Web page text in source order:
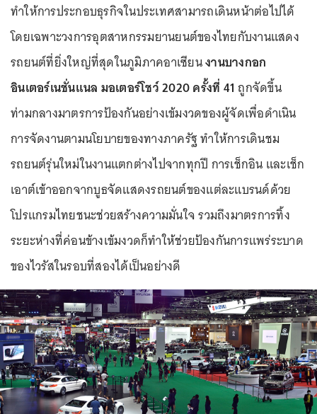
ทำให้การประกอบธุรกิจในประเทศสามารถเดินหน้าต่อไปได้
โดยเฉพาะวงการอุตสาหกรรมยานยนต์ของไทยกับงานแสดง
รถยนต์ที่ยิ่งใหญ่ที่สุดในภูมิภาคอาเซียนงานบางกอก
อินเตอร์เนชั่นแนล มอเตอร์โชว์ 2020 ครั้งที่ 41 ถูกจัดขึ้น
ท่ามกลางมาตรการป้องกันอย่างเข้มงวดของผู้จัดเพื่อดำเนิน
การจัดงานตามนโยบายของทางภาครัฐ ทำให้การเดินชม
รถยนต์รุ่นใหม่ในงานแตกต่างไปจากทุกปี การเช็กอิน และเช็ก
เอาต์เข้าออกจากบูธจัดแสดงรถยนต์ของแต่ละแบรนด์ด้วย
โปรแกรมไทยชนะช่วยสร้างความมั่นใจ รวมถึงมาตรการทิ้ง
ระยะห่างที่ค่อนข้างเข้มงวดก็ทำให้ช่วยป้องกันการแพร่ระบาด
ของไวรัสในรอบที่สองได้เป็นอย่างดี